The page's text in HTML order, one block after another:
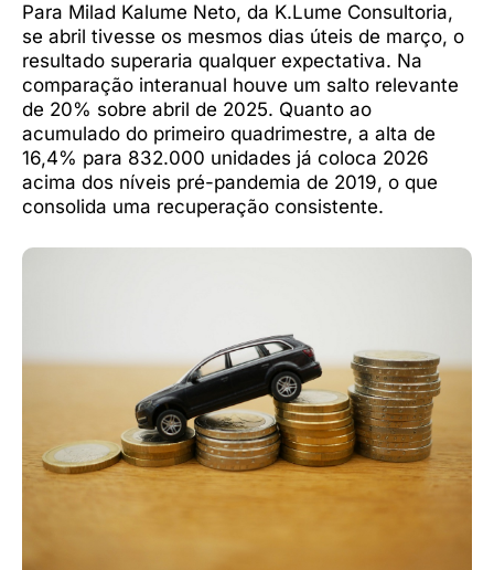
Para Milad Kalume Neto, da K.Lume Consultoria,
se abril tivesse os mesmos dias úteis de março, o
resultado superaria qualquer expectativa. Na
comparação interanual houve um salto relevante
de 20% sobre abril de 2025. Quanto ao
acumulado do primeiro quadrimestre, a alta de
16,4% para 832.000 unidades já coloca 2026
acima dos níveis pré-pandemia de 2019, o que
consolida uma recuperação consistente.